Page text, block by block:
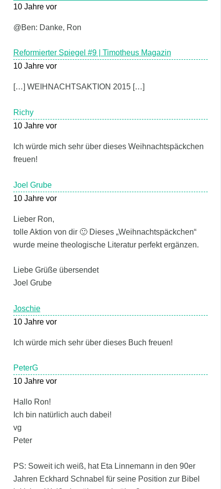
10 Jahre vor
@Ben: Danke, Ron
Reformierter Spiegel #9 | Timotheus Magazin
10 Jahre vor
[…] WEIHNACHTSAKTION 2015 […]
Richy
10 Jahre vor
Ich würde mich sehr über dieses Weihnachtspäckchen
freuen!
Joel Grube
10 Jahre vor
Lieber Ron,
tolle Aktion von dir 🙂 Dieses „Weihnachtspäckchen“
wurde meine theologische Literatur perfekt ergänzen.
Liebe Grüße übersendet
Joel Grube
Joschie
10 Jahre vor
Ich würde mich sehr über dieses Buch freuen!
PeterG
10 Jahre vor
Hallo Ron!
Ich bin natürlich auch dabei!
vg
Peter
PS: Soweit ich weiß, hat Eta Linnemann in den 90er
Jahren Eckhard Schnabel für seine Position zur Bibel